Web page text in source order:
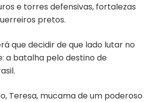
e torres defensivas, fortalezas
pretos.
que decidir de que lado lutar no
a batalha pelo destino de
Teresa, mucama de um poderoso